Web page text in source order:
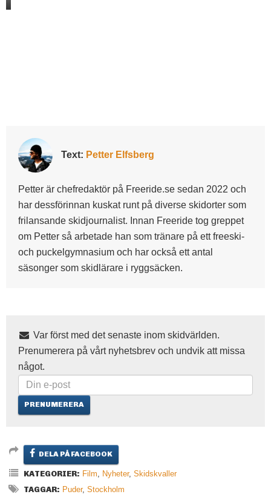
Text: Petter Elfsberg
Petter är chefredaktör på Freeride.se sedan 2022 och
har dessförinnan kuskat runt på diverse skidorter som
frilansande skidjournalist. Innan Freeride tog greppet
om Petter så arbetade han som tränare på ett freeski-
och puckelgymnasium och har också ett antal
säsonger som skidlärare i ryggsäcken.
Var först med det senaste inom skidvärlden.
Prenumerera på vårt nyhetsbrev och undvik att missa
något.
DELA PÅ FACEBOOK
KATEGORIER: Film Nyheter, Skidskvaller
TAGGAR: Puder, Stockholm